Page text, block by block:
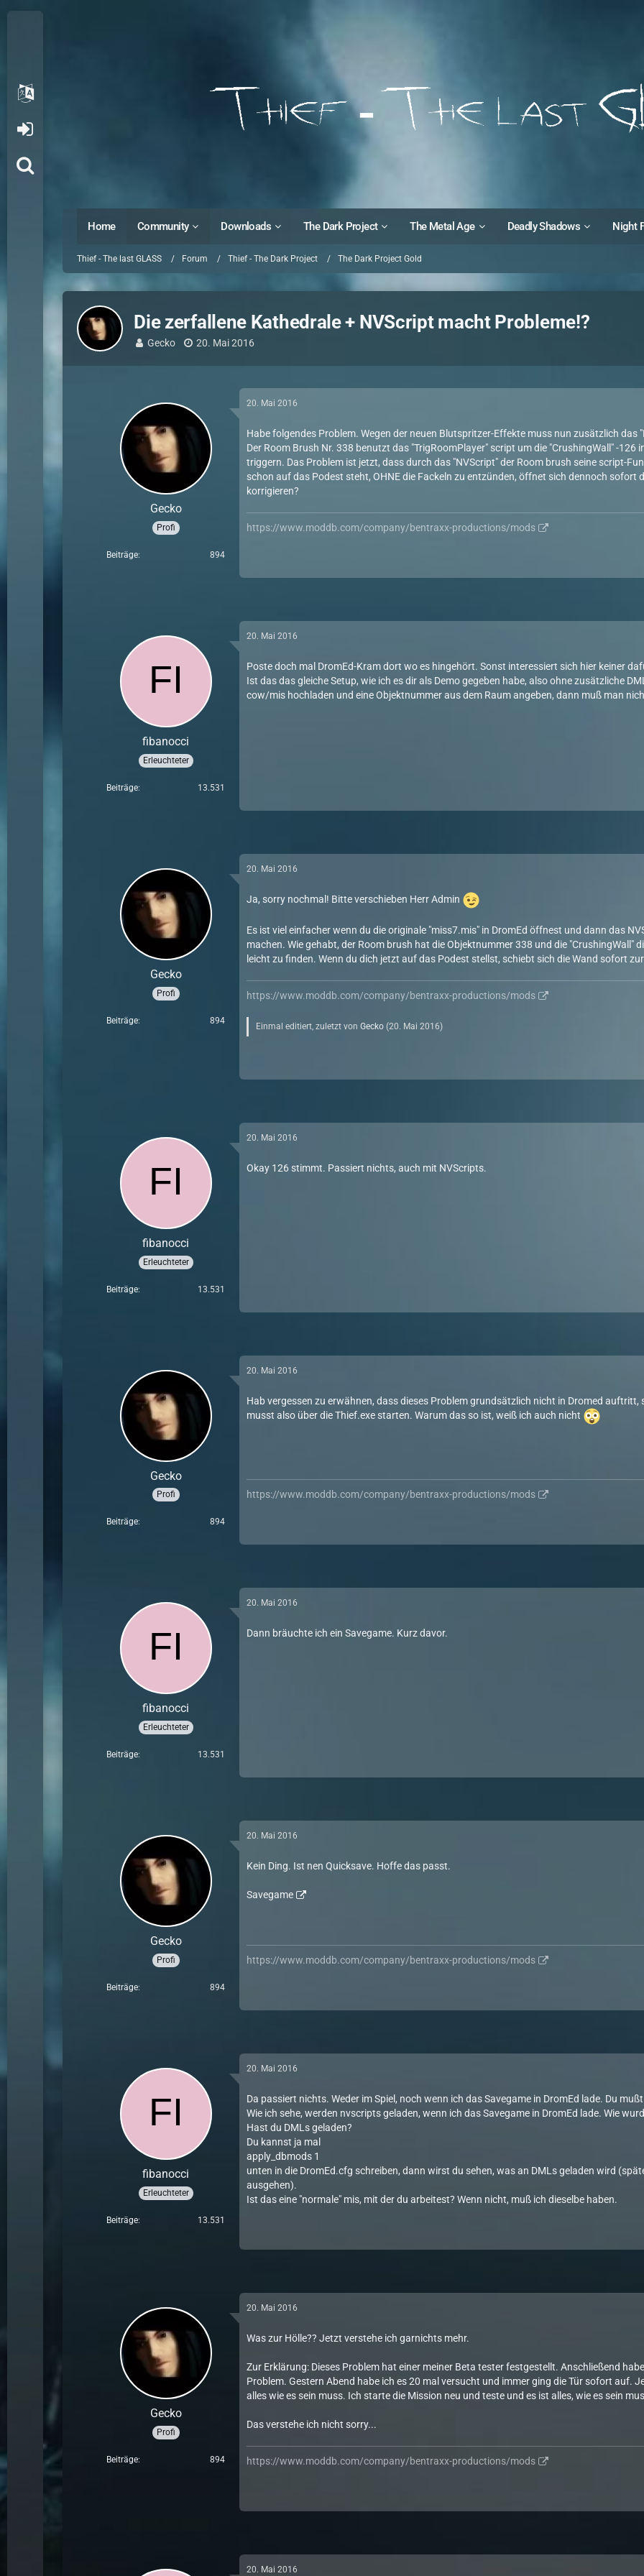
Home Community Downloads The Dark Project The Metal Age Deadly Shadows Night
Thief - The last GLASS Forum Thief - The Dark Project The Dark Project Gold
Die zerfallene Kathedrale + NVScript macht Probleme!?
Gecko 20. Mai 2016
Gecko
Profi
Beiträge 894
20. Mai 2016
Habe folgendes Problem. Wegen der neuen Blutspritzer-Effekte muss nun zusätzlich das
Der Room Brush Nr. 338 benutzt das "TrigRoomPlayer" script um die "CrushingWall" -
triggern. Das Problem ist jetzt, dass durch das "NVScript" der Room brush seine script-
schon auf das Podest steht, OHNE die Fackeln zu entzünden, öffnet sich dennoch sofort
korrigieren?
https://www.moddb.com/company/bentraxx-productions/mods
fibanocci
Erleuchteter
Beiträge 13.531
20. Mai 2016
Poste doch mal DromEd-Kram dort wo es hingehört. Sonst interessiert sich hier keiner
Ist das das gleiche Setup, wie ich es dir als Demo gegeben habe, also ohne zusätzliche
cow/mis hochladen und eine Objektnummer aus dem Raum angeben, dann muß man
Gecko
Profi
Beiträge 894
20. Mai 2016
Ja, sorry nochmal! Bitte verschieben Herr Admin
Es ist viel einfacher wenn du die originale "miss7.mis" in DromEd öffnest und dann das
machen. Wie gehabt, der Room brush hat die Objektnummer 338 und die "CrushingWall"
leicht zu finden. Wenn du dich jetzt auf das Podest stellst, schiebt sich die Wand sofort
https://www.moddb.com/company/bentraxx-productions/mods
Einmal editiert, zuletzt vonGecko (20. Mai 2016)
fibanocci
Erleuchteter
Beiträge 13.531
20. Mai 2016
Okay 126 stimmt. Passiert nichts, auch mit NVScripts.
Gecko
Profi
Beiträge 894
20. Mai 2016
Hab vergessen zu erwähnen, dass dieses Problem grundsätzlich nicht in Dromed auftritt,
musst also über die Thief.exe starten. Warum das so ist, weiß ich auch nicht
https://www.moddb.com/company/bentraxx-productions/mods
fibanocci
Erleuchteter
Beiträge 13.531
20. Mai 2016
Dann bräuchte ich ein Savegame. Kurz davor.
Gecko
Profi
Beiträge 894
20. Mai 2016
Kein Ding. Ist nen Quicksave. Hoffe das passt.
Savegame
https://www.moddb.com/company/bentraxx-productions/mods
fibanocci
Erleuchteter
Beiträge 13.531
20. Mai 2016
Da passiert nichts. Weder im Spiel, noch wenn ich das Savegame in DromEd lade. Du
Wie ich sehe, werden nvscripts geladen, wenn ich das Savegame in DromEd lade. Wie
Hast du DMLs geladen?
Du kannst ja mal
apply_dbmods 1
unten in die DromEd.cfg schreiben, dann wirst du sehen, was an DMLs geladen wird
ausgehen).
Ist das eine "normale" mis, mit der du arbeitest? Wenn nicht, muß ich dieselbe haben.
Gecko
Profi
Beiträge 894
20. Mai 2016
Was zur Hölle?? Jetzt verstehe ich garnichts mehr.
Zur Erklärung: Dieses Problem hat einer meiner Beta tester festgestellt. Anschließend
Problem. Gestern Abend habe ich es 20 mal versucht und immer ging die Tür sofort auf.
alles wie es sein muss. Ich starte die Mission neu und teste und es ist alles, wie es sein
Das verstehe ich nicht sorry...
https://www.moddb.com/company/bentraxx-productions/mods
20. Mai 2016